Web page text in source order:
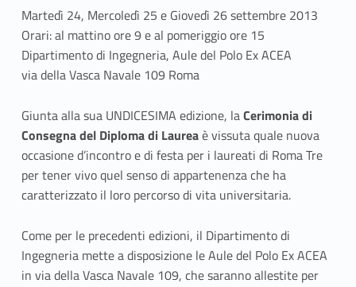
C
e
r
i
m
o
n
i
a
Martedì 24, Mercoledì 25 e Giovedì 26 settembre 2013
Orari: al mattino ore 9 e al pomeriggio ore 15
Dipartimento di Ingegneria, Aule del Polo Ex ACEA
via della Vasca Navale 109 Roma
Giunta alla sua UNDICESIMA edizione, laCerimonia di
Consegna del Diploma di Laureaè vissuta quale nuova
occasione d’incontro e di festa per i laureati di Roma Tre
per tener vivo quel senso di appartenenza che ha
caratterizzato il loro percorso di vita universitaria.
Come per le precedenti edizioni, il Dipartimento di
Ingegneria mette a disposizione le Aule del Polo Ex ACEA
in via della Vasca Navale 109, che saranno allestite per